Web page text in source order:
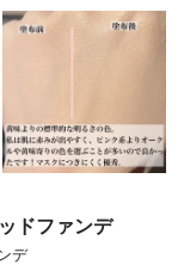
ドファンデ
デ